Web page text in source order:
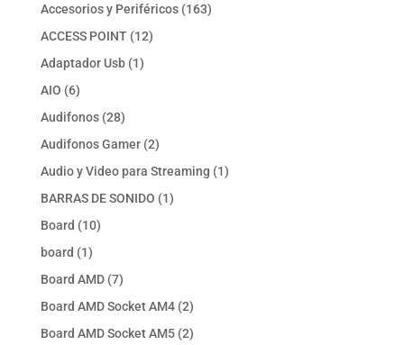
Accesorios y Periféricos 163163
ACCESS POINT 1212
Adaptador Usb 11
AIO 66
productos
Audifonos 2828
productos
Audifonos Gamer 22
productos
Audio y Video para Streaming 11
BARRAS DE SONIDO 11
Board 1010
board 11
producto
Board AMD 77
productos
Board AMD Socket AM4 22
productos
Board AMD Socket AM5 22